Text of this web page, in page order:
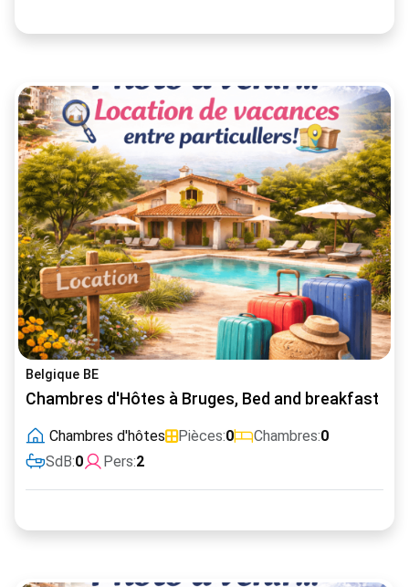
Belgique BE
Chambres d'Hôtes à Bruges, Bed and breakfast
Chambres d'hôtes Pièces:0 Chambres:0
SdB:0 Pers:2